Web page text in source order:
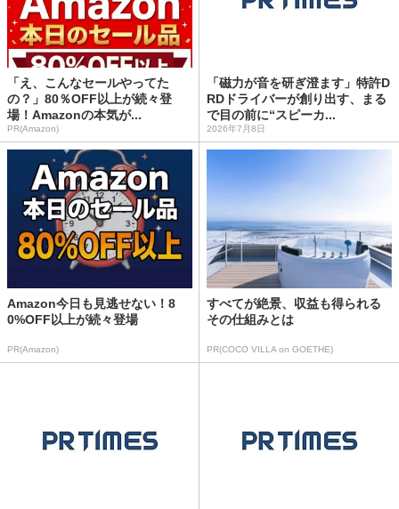
「え、こんなセールやってた
の？」80％OFF以上が続々登
場！Amazonの本気が...
PR(Amazon)
「磁力が音を研ぎ澄ます」特許D
RDドライバーが創り出す、まる
で目の前に“スピーカ...
2026年7月8日
Amazon今日も見逃せない！8
0%OFF以上が続々登場
PR(Amazon)
すべてが絶景、収益も得られる
その仕組みとは
PR(COCO VILLA on GOETHE)